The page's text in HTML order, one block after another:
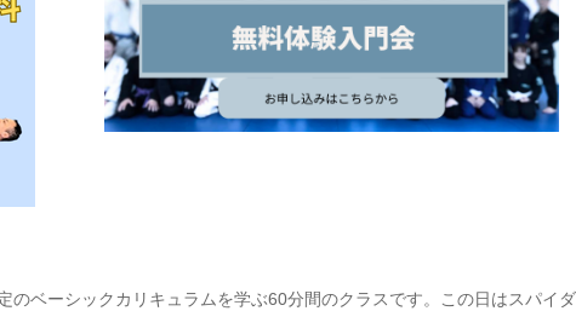
のベーシックカリキュラムを学ぶ60分間のクラスです。この日はスパイ